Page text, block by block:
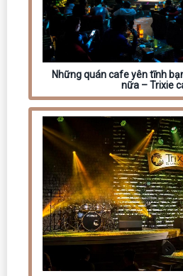
Những quán cafe yên tĩnh
nữa – Trixie